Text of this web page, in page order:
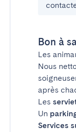
Bon à
Les
Nous
après
Les
Un
Services